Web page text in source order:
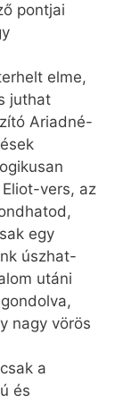
pontjai
elme,
juthat
Ariadné-
vers, az
egy
úszhat-
utáni
nagy vörös
a
és